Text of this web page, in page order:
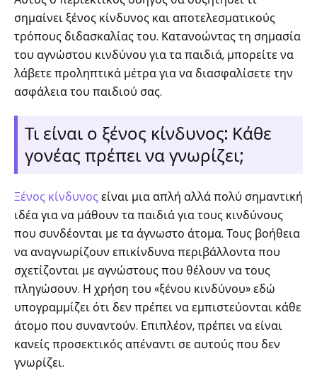
σημαίνει ξένος κίνδυνος και αποτελεσματικούς
τρόπους διδασκαλίας του. Κατανοώντας τη σημασία
του αγνώστου κινδύνου για τα παιδιά, μπορείτε να
λάβετε προληπτικά μέτρα για να διασφαλίσετε την
ασφάλεια του παιδιού σας.
Τι είναι ο ξένος κίνδυνος: Κάθε
γονέας πρέπει να γνωρίζει;
Ξένος κίνδυνοςείναι μια απλή αλλά πολύ σημαντική
ιδέα για να μάθουν τα παιδιά για τους κινδύνους
που συνδέονται με τα άγνωστο άτομα. Τους βοήθεια
να αναγνωρίζουν επικίνδυνα περιβάλλοντα που
σχετίζονται με αγνώστους που θέλουν να τους
πληγώσουν. Η χρήση του «ξένου κινδύνου» εδώ
υπογραμμίζει ότι δεν πρέπει να εμπιστεύονται κάθε
άτομο που συναντούν. Επιπλέον, πρέπει να είναι
κανείς προσεκτικός απέναντι σε αυτούς που δεν
γνωρίζει.